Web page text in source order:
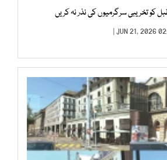
کو تخریبی سرگرمیوں کی نذر نہ کریں